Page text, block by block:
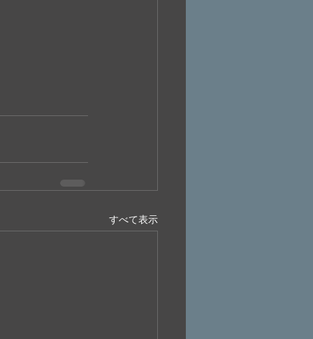
すべて表示